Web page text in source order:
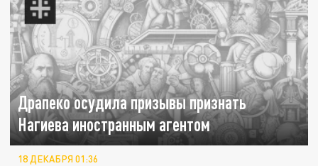
Драпеко осудила призывы признать
Нагиева иностранным агентом
18 ДЕКАБРЯ 01:36